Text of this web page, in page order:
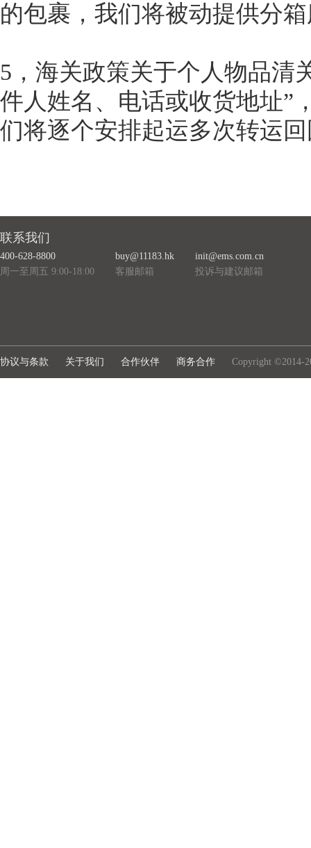
的包裹，我们将被动提供分
5，海关政策关于个人物品清
件人姓名、电话或收货地址”
们将逐个安排起运多次转运
联系我们
400-628-8800
周一至周五 9:00-18:00
buy@11183.hk
客服邮箱
init@ems.com.cn
投诉与建议邮箱
协议与条款 关于我们 合作伙伴 商务合作 Copyright ©2014-